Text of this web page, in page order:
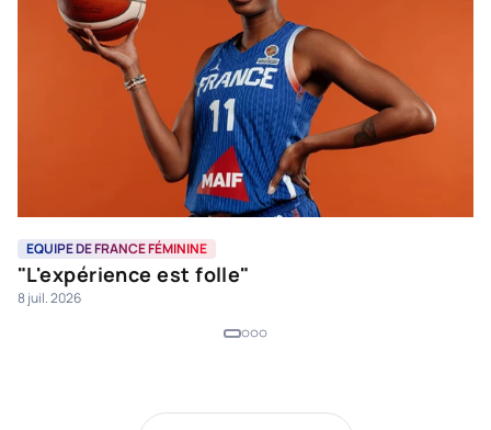
EQUIPE DE FRANCE FÉMININE
"L'expérience est folle"
8 juil. 2026